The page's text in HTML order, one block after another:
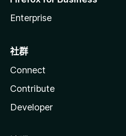
Enterprise
社群
Connect
Contribute
Developer